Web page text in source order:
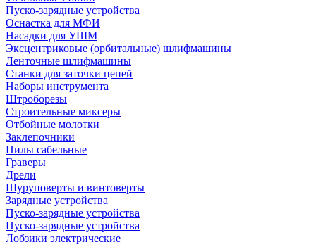
Пуско-зарядные устройства
Оснастка для МФИ
Насадки для УШМ
Эксцентриковые (орбитальные) шлифмашины
Ленточные шлифмашины
Станки для заточки цепей
Наборы инструмента
Штроборезы
Строительные миксеры
Отбойные молотки
Заклепочники
Пилы сабельные
Граверы
Дрели
Шуруповерты и винтоверты
Зарядные устройства
Пуско-зарядные устройства
Пуско-зарядные устройства
Лобзики электрические